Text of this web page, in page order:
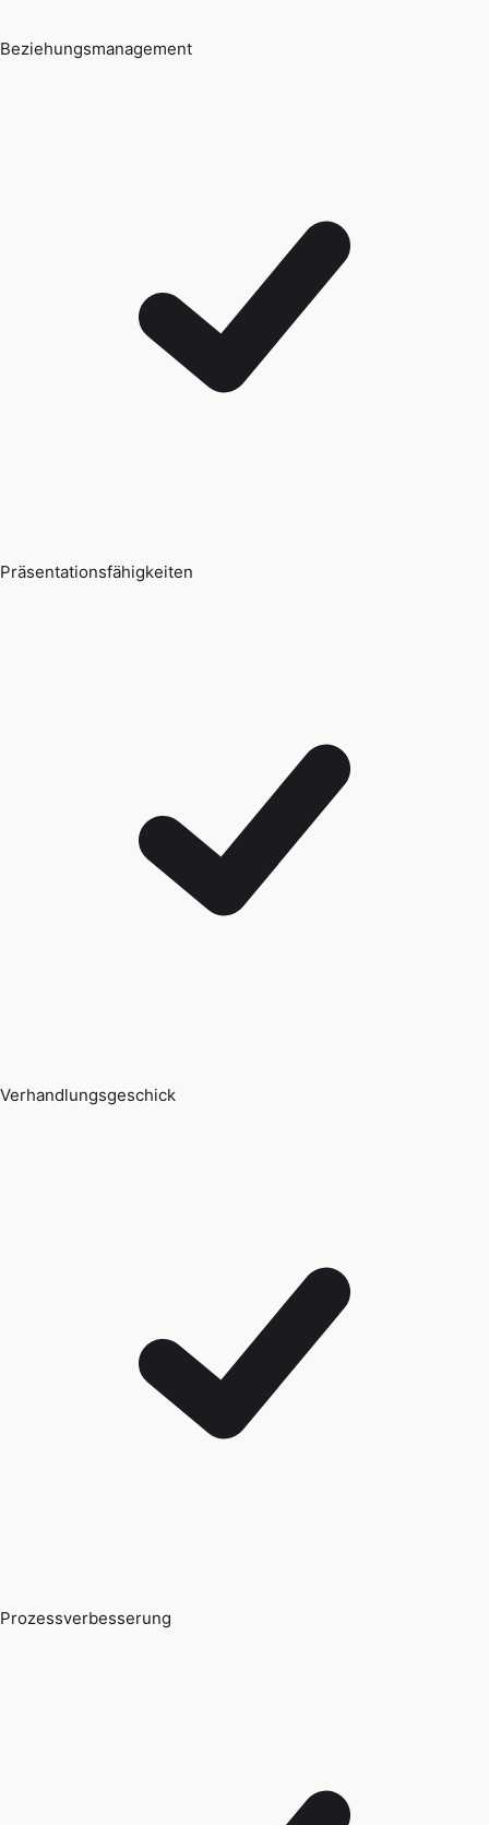
Beziehungsmanagement
Präsentationsfähigkeiten
Verhandlungsgeschick
Prozessverbesserung